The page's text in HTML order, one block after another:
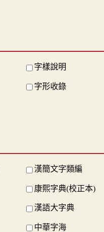
字樣說明
字形收錄
漢簡文字類編
康熙字典(校正本)
漢語大字典
中華字海